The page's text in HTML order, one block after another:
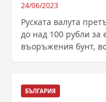
24/06/2023
Руската валута
до над 100 рубли
въоръжения бунт,
БЪЛГАРИЯ